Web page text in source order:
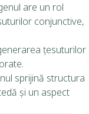
are un rol
conjunctive,
țesuturilor
sprijină structura
și un aspect